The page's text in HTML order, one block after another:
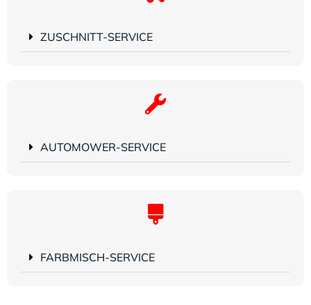
ZUSCHNITT-SERVICE
AUTOMOWER-SERVICE
FARBMISCH-SERVICE